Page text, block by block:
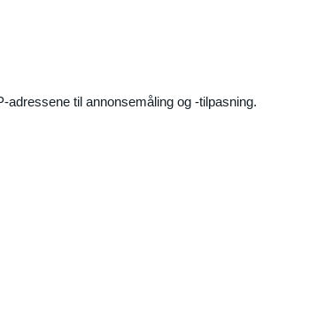
til annonsemåling og -tilpasning.